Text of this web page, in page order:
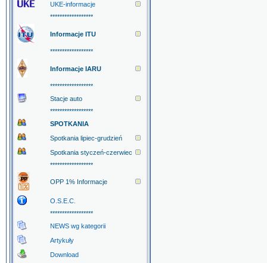
UKE-informacje
******************
Informacje ITU
******************
Informacje IARU
******************
Stacje auto
******************
SPOTKANIA
Spotkania lipiec-grudzień
Spotkania styczeń-czerwiec
******************
OPP 1% Informacje
O.S.E.C.
******************
NEWS wg kategorii
Artykuły
Download